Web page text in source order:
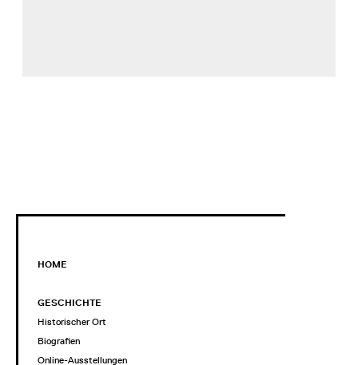
HOME
GESCHICHTE
Historischer Ort
Biografien
Online-Ausstellungen